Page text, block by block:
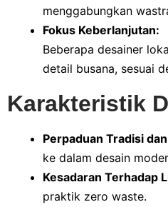
menggabungkan
Fokus Keberlanjutan:
Beberapa desainer
detail busana, sesuai
Karakteristik
Perpaduan Tradisi
ke dalam desain
Kesadaran Terhadap
praktik zero waste.